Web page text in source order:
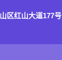
区红山大道177号